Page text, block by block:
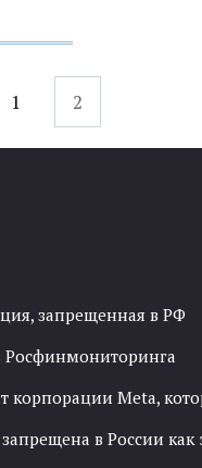
1 2
запрещенная в РФ
Росфинмониторинга
Meta,
в России как